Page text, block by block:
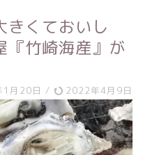
きくておいし
『竹崎海産』が
月20日 / 2022年4月9日